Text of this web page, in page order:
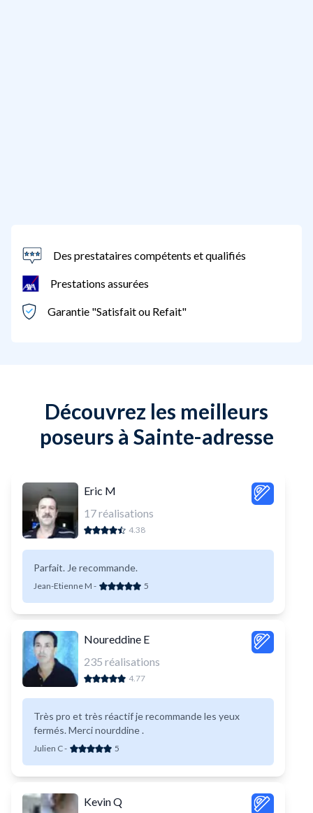
Des prestataires compétents et qualifiés
Prestations assurées
Garantie "Satisfait ou Refait"
Découvrez les meilleurs
poseurs à Sainte-adresse
Eric M
17réalisations
4.38
Parfait. Je recommande.
Jean-Etienne M - 5
Noureddine E
235 réalisations
4.77
Très pro et très réactif je recommande les yeux
fermés. Merci nourddine .
Julien C- 5
Kevin Q